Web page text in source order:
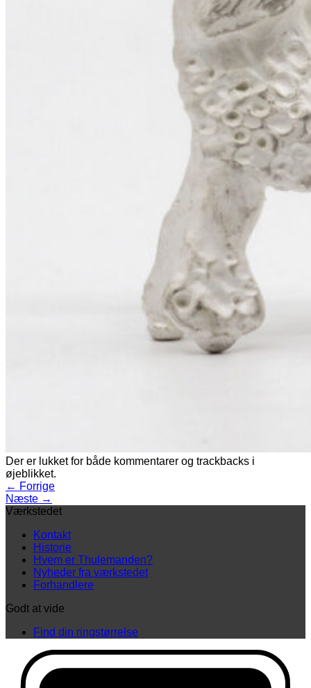
Der er lukket for både kommentarer og trackbacks i
øjeblikket.
← Forrige
Næste →
Værkstedet
Kontakt
Historie
Hvem er Thulemanden?
Nyheder fra værkstedet
Forhandlere
Godt at vide
Find din ringstørrelse